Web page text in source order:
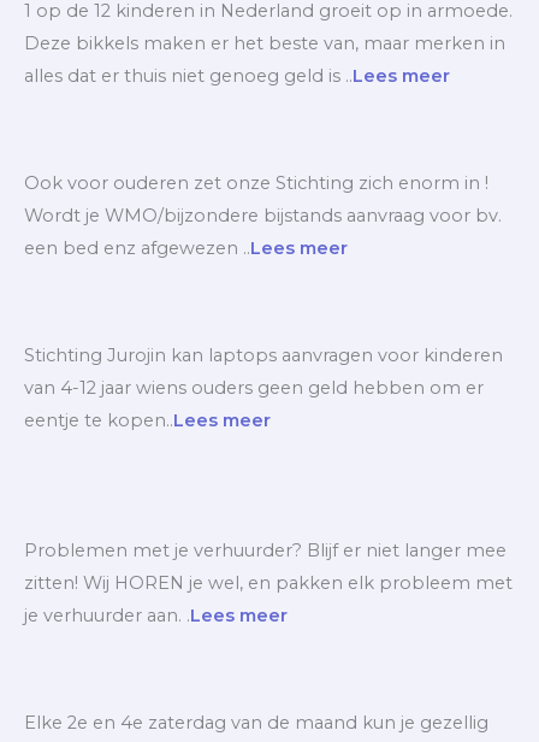
1 op de 12 kinderen in Nederland groeit op in armoede.
Deze bikkels maken er het beste van, maar merken in
alles dat er thuis niet genoeg geld is ..Lees meer
Ook voor ouderen zet onze Stichting zich enorm in !
Wordt je WMO/bijzondere bijstands aanvraag voor bv.
een bed enz afgewezen ..Lees meer
Stichting Jurojin kan laptops aanvragen voor kinderen
van 4-12 jaar wiens ouders geen geld hebben om er
eentje te kopen..Lees meer
Problemen met je verhuurder? Blijf er niet langer mee
zitten! Wij HOREN je wel, en pakken elk probleem met
je verhuurder aan. .Lees meer
Elke 2e en 4e zaterdag van de maand kun je gezellig